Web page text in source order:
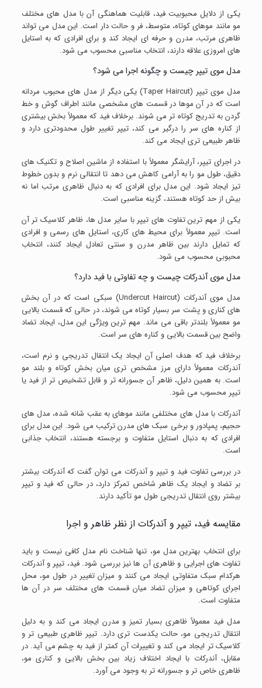
یکی از دلایل محبوبیت فید، قابلیت هماهنگی آن با مدل های مختلف
مو مانند موهای کوتاه، متوسط، فر و حالت دار است. این مدل می تواند
ظاهری مرتب، مدرن و حرفه ای ایجاد کند و برای افرادی که به استایل
های امروزی علاقه دارند، انتخاب مناسبی محسوب می شود.
مدل موی تیپر چیست و چگونه اجرا می شود؟
مدل موی تیپر (Taper Haircut) یکی دیگر از مدل های محبوب مردانه
است که در آن موها در قسمت های مشخصی مانند اطراف گوش و خط
گردن به تدریج کوتاه تر می شوند. برخلاف فید که معمولاً بخش بیشتری
از کناره های سر را درگیر می کند، تیپر تغییر طول محدودتری دارد و
ظاهر طبیعی تری ایجاد می کند.
در اجرای تیپر، آرایشگر معمولاً با استفاده از ماشین اصلاح و تکنیک های
دقیق، طول مو را به آرامی کاهش می دهد تا انتقالی نرم و بدون خطوط
تیز ایجاد شود. این مدل برای افرادی که به دنبال ظاهری مرتب اما نه
بیش از حد کوتاه هستند، گزینه مناسبی است.
یکی از مهم ترین تفاوت های تیپر با سایر مدل ها، ظاهر کلاسیک تر آن
است. تیپر معمولاً برای محیط های کاری، استایل های رسمی و افرادی
که تمایل دارند بین ظاهر مدرن و سنتی تعادل ایجاد کنند، انتخاب
محبوبی محسوب می شود.
مدل موی آندرکات چیست و چه تفاوتی با فید دارد؟
مدل موی آندرکات (Undercut Haircut) سبکی است که در آن بخش
های کناری و پشت سر بسیار کوتاه می شوند، در حالی که قسمت بالایی
مو معمولاً بلندتر باقی می ماند. مهم ترین ویژگی این مدل، ایجاد تضاد
واضح بین قسمت بالایی و کناره های سر است.
برخلاف فید که هدف اصلی آن ایجاد یک انتقال تدریجی و نرم است،
آندرکات معمولاً دارای مرز مشخص تری میان بخش کوتاه و بلند مو
است. به همین دلیل، ظاهر آن جسورانه تر و قابل تشخیص تر از فید یا
تیپر محسوب می شود.
آندرکات با مدل های مختلفی مانند موهای به عقب شانه شده، مدل های
حجیم، پمپادور و برخی سبک های مدرن ترکیب می شود. این مدل برای
افرادی که به دنبال استایل متفاوت و برجسته هستند، انتخاب جذابی
است.
در بررسی تفاوت فید و تیپر و آندرکات می توان گفت که آندرکات بیشتر
بر تضاد و ایجاد یک ظاهر شاخص تمرکز دارد، در حالی که فید و تیپر
بیشتر روی انتقال تدریجی طول مو تأکید دارند.
مقایسه فید، تیپر و آندرکات از نظر ظاهر و اجرا
برای انتخاب بهترین مدل مو، تنها شناخت نام مدل کافی نیست و باید
تفاوت های اجرایی و ظاهری آن ها نیز بررسی شود. فید، تیپر و آندرکات
هرکدام سبک متفاوتی ایجاد می کنند و میزان تغییر در طول مو، محل
اجرای کوتاهی و میزان تضاد میان قسمت های مختلف سر در آن ها
متفاوت است.
مدل فید معمولاً ظاهری بسیار تمیز و مدرن ایجاد می کند و به دلیل
انتقال تدریجی مو، حالت یکدست تری دارد. تیپر ظاهری طبیعی تر و
کلاسیک تر ایجاد می کند و تغییرات آن کمتر از فید به چشم می آید. در
مقابل، آندرکات با ایجاد اختلاف زیاد بین بخش بالایی و کناری مو،
ظاهری خاص تر و جسورانه تر به وجود می آورد.